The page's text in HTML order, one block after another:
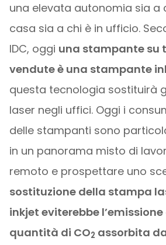
una elevata autonomia sia a
casa sia a chi è in ufficio.
IDC, oggi una stampante su
vendute è una stampante
questa tecnologia sostituirà
laser negli uffici. Oggi i
delle stampanti sono
in un panorama misto di
remoto e prospettare uno
sostituzione della stampa
inkjet eviterebbe
quantità di CO2 assorbita